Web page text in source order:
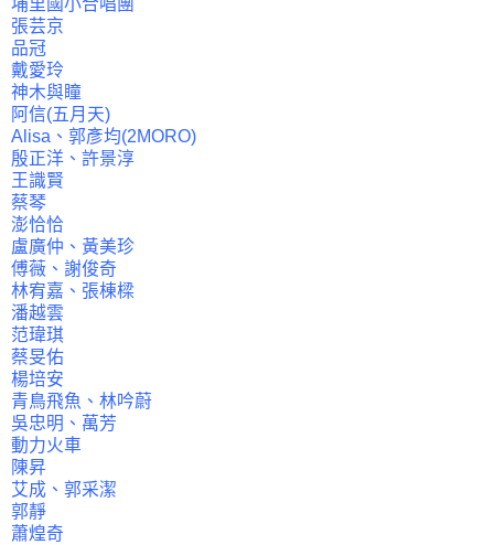
埔里國小合唱團
張芸京
品冠
戴愛玲
神木與瞳
阿信(五月天)
Alisa、郭彥均(2MORO)
殷正洋、許景淳
王識賢
蔡琴
澎恰恰
盧廣仲、黃美珍
傅薇、謝俊奇
林宥嘉、張棟樑
潘越雲
范瑋琪
蔡旻佑
楊培安
青鳥飛魚、林吟蔚
吳忠明、萬芳
動力火車
陳昇
艾成、郭采潔
郭靜
蕭煌奇